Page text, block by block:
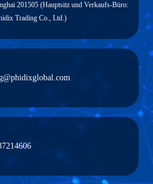
201505 (Hauptsitz und Verkaufs-Büro:
Trading Co., Ltd.)